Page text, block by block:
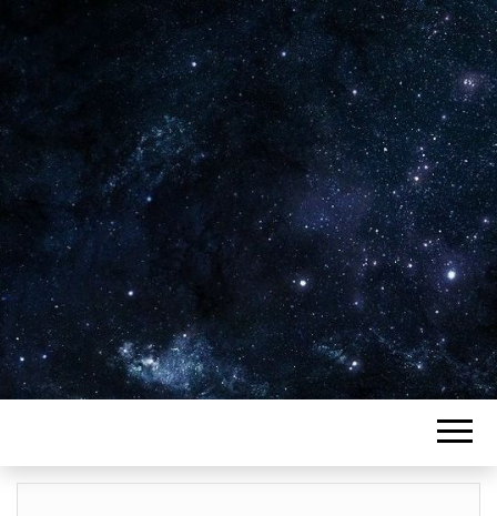
Plus de 2800 critiques de films